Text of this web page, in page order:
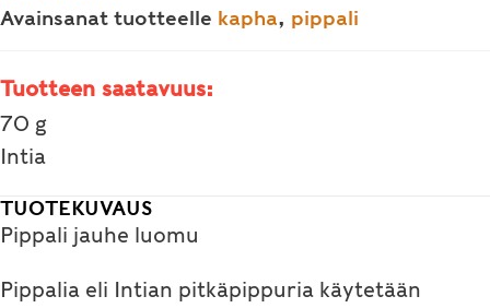
Avainsanat tuotteelle kapha, pippali
Tuotteen saatavuus:
70 g
Intia
TUOTEKUVAUS
Pippali jauhe luomu
Pippalia eli Intian pitkäpippuria käytetään